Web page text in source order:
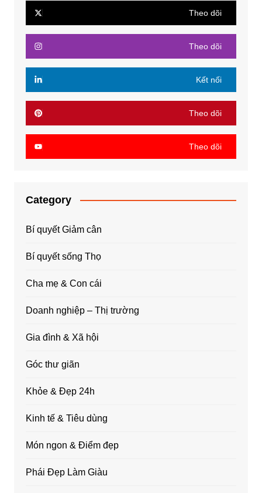
Theo dõi
Theo dõi
Kết nối
Theo dõi
Theo dõi
Category
Bí quyết Giảm cân
Bí quyết sống Thọ
Cha mẹ & Con cái
Doanh nghiệp – Thị trường
Gia đình & Xã hội
Góc thư giãn
Khỏe & Đẹp 24h
Kinh tế & Tiêu dùng
Món ngon & Điểm đẹp
Phái Đẹp Làm Giàu